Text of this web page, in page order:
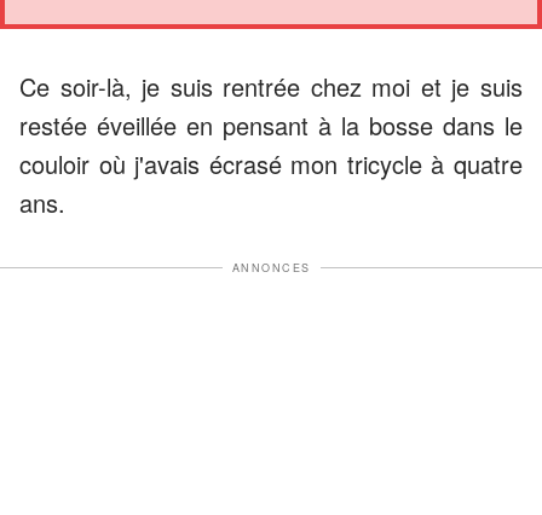
Ce soir-là, je suis rentrée chez moi et je suis
restée éveillée en pensant à la bosse dans le
couloir où j'avais écrasé mon tricycle à quatre
ans.
ANNONCES